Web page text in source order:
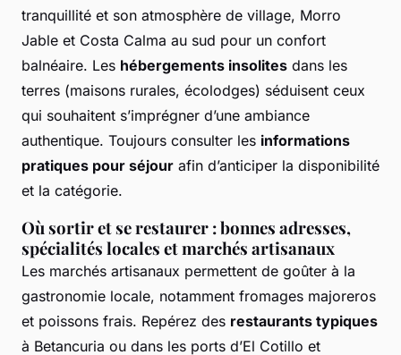
tranquillité et son atmosphère de village, Morro
Jable et Costa Calma au sud pour un confort
balnéaire. Les hébergements insolites dans les
terres (maisons rurales, écolodges) séduisent ceux
qui souhaitent s’imprégner d’une ambiance
authentique. Toujours consulter les informations
pratiques pour séjour afin d’anticiper la disponibilité
et la catégorie.
Où sortir et se restaurer : bonnes adresses,
spécialités locales et marchés artisanaux
Les marchés artisanaux permettent de goûter à la
gastronomie locale, notamment fromages majoreros
et poissons frais. Repérez des restaurants typiques
à Betancuria ou dans les ports d’El Cotillo et